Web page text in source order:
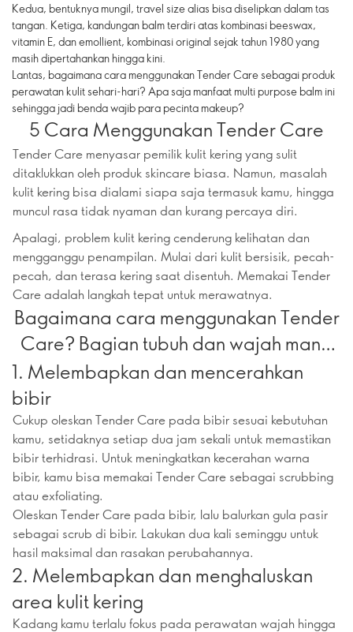
Kedua, bentuknya mungil, travel size alias bisa diselipkan dalam tas
tangan. Ketiga, kandungan balm terdiri atas kombinasi beeswax,
vitamin E, dan emollient, kombinasi original sejak tahun 1980 yang
masih dipertahankan hingga kini.
Lantas, bagaimana cara menggunakan Tender Care sebagai produk
perawatan kulit sehari-hari? Apa saja manfaat multi purpose balm ini
sehingga jadi benda wajib para pecinta makeup?
5 Cara Menggunakan Tender Care
Tender Care menyasar pemilik kulit kering yang sulit
ditaklukkan oleh produk skincare biasa. Namun, masalah
kulit kering bisa dialami siapa saja termasuk kamu, hingga
muncul rasa tidak nyaman dan kurang percaya diri.
Apalagi, problem kulit kering cenderung kelihatan dan
mengganggu penampilan. Mulai dari kulit bersisik, pecah-
pecah, dan terasa kering saat disentuh. Memakai Tender
Care adalah langkah tepat untuk merawatnya.
Bagaimana cara menggunakan Tender
Care? Bagian tubuh dan wajah mana
saja yang bisa diaplikasikan?
1. Melembapkan dan mencerahkan
bibir
Cukup oleskan Tender Care pada bibir sesuai kebutuhan
kamu, setidaknya setiap dua jam sekali untuk memastikan
bibir terhidrasi. Untuk meningkatkan kecerahan warna
bibir, kamu bisa memakai Tender Care sebagai scrubbing
atau exfoliating.
Oleskan Tender Care pada bibir, lalu balurkan gula pasir
sebagai scrub di bibir. Lakukan dua kali seminggu untuk
hasil maksimal dan rasakan perubahannya.
2. Melembapkan dan menghaluskan
area kulit kering
Kadang kamu terlalu fokus pada perawatan wajah hingga